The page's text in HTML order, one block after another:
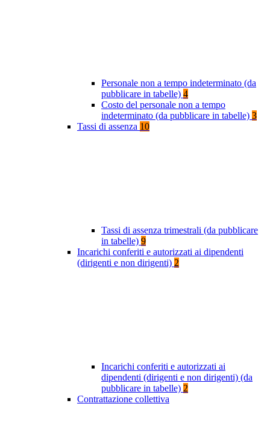
Personale non a tempo indeterminato (da
pubblicare in tabelle) 4
Costo del personale non a tempo
indeterminato (da pubblicare in tabelle) 3
Tassi di assenza 10
Tassi di assenza trimestrali (da pubblicare
in tabelle) 9
Incarichi conferiti e autorizzati ai dipendenti
(dirigenti e non dirigenti) 2
Incarichi conferiti e autorizzati ai
dipendenti (dirigenti e non dirigenti) (da
pubblicare in tabelle) 2
Contrattazione collettiva